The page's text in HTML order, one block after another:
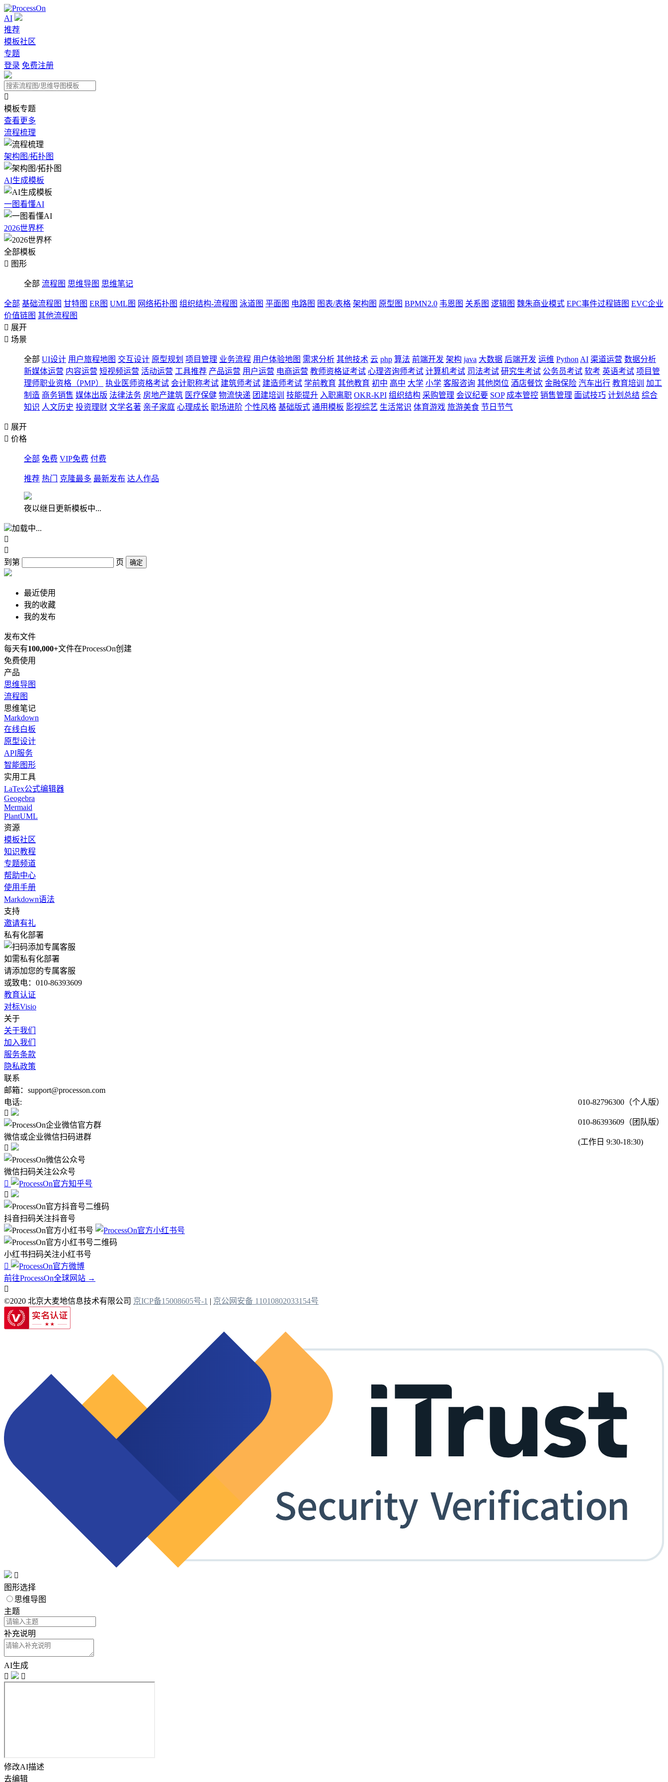
AI
推荐
模板社区
专题
登录 免费注册

模板专题
查看更多
流程梳理
架构图/拓扑图
AI生成模板
一图看懂AI
2026世界杯
全部模板
 图形
全部 流程图 思维导图 思维笔记
全部 基础流程图 甘特图 ER图 UML图 网络拓扑图 组织结构-流程图 泳道图 平面图 电路图 图表/表格 架构图 原型图 BPMN2.0 韦恩图 关系图 逻辑图 魏朱商业模式 EPC事件过程链图 EVC企业
价值链图 其他流程图
 展开
 场景
全部 UI设计 用户旅程地图 交互设计 原型规划 项目管理 业务流程 用户体验地图 需求分析 其他技术 云 php 算法 前端开发 架构 java 大数据 后端开发 运维 Python AI 渠道运营 数据分析
新媒体运营 内容运营 短视频运营 活动运营 工具推荐 产品运营 用户运营 电商运营 教师资格证考试 心理咨询师考试 计算机考试 司法考试 研究生考试 公务员考试 软考 英语考试 项目管
理师职业资格（PMP）
执业医师资格考试 会计职称考试 建筑师考试 建造师考试 学前教育 其他教育 初中 高中 大学 小学 客服咨询 其他岗位 酒店餐饮 金融保险 汽车出行 教育培训
加工
制造 商务销售 媒体出版 法律法务 房地产建筑 医疗保健 物流快递 团建培训 技能提升 入职离职 OKR-KPI 组织结构 采购管理 会议纪要 SOP 成本管控 销售管理 面试技巧 计划总结 综合
知识 人文历史 投资理财 文学名著 亲子家庭 心理成长 职场进阶 个性风格 基础版式 通用模板 影视综艺 生活常识 体育游戏 旅游美食 节日节气
 展开
 价格
全部 免费 VIP免费 付费
推荐 热门 克隆最多 最新发布 达人作品
夜以继日更新模板中...
加载中...


到第
页 确定
最近使用
我的收藏
我的发布
发布文件
每天有100,000+文件在ProcessOn创建
免费使用
产品
思维导图
流程图
思维笔记
Markdown
在线白板
原型设计
API服务
智能图形
实用工具
LaTex公式编辑器
Geogebra
Mermaid
PlantUML
资源
模板社区
知识教程
专题频道
帮助中心
使用手册
Markdown语法
支持
邀请有礼
私有化部署
如需私有化部署
请添加您的专属客服
或致电：010-86393609
教育认证
对标Visio
关于
关于我们
加入我们
服务条款
隐私政策
联系
邮箱：support@processon.com
电话:
010-82796300（个人版）
010-86393609（团队版）
(工作日 9:30-18:30)

微信或企业微信扫码进群

微信扫码关注公众号


抖音扫码关注抖音号
小红书扫码关注小红书号

前往ProcessOn全球网站 →

©2020 北京大麦地信息技术有限公司 京ICP备15008605号-1 | 京公网安备 11010802033154号

图形选择
思维导图
主题
补充说明
AI生成


修改AI描述
去编辑